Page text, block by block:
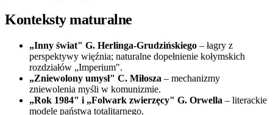
Konteksty maturalne
„Inny świat" G. Herlinga-Grudzińskiego – łagry z
perspektywy więźnia; naturalne dopełnienie kołymskich
rozdziałów „Imperium".
„Zniewolony umysł" C. Miłosza – mechanizmy
zniewolenia myśli w komunizmie.
„Rok 1984" i „Folwark zwierzęcy" G. Orwella – literackie
modele państwa totalitarnego.